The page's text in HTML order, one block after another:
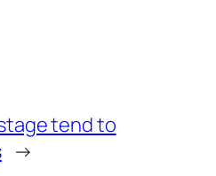
tend to
→